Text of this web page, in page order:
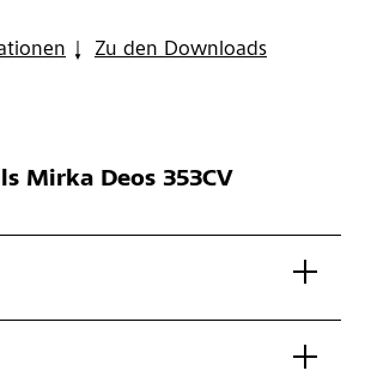
Zu den Downloads
Mirka Deos 353CV